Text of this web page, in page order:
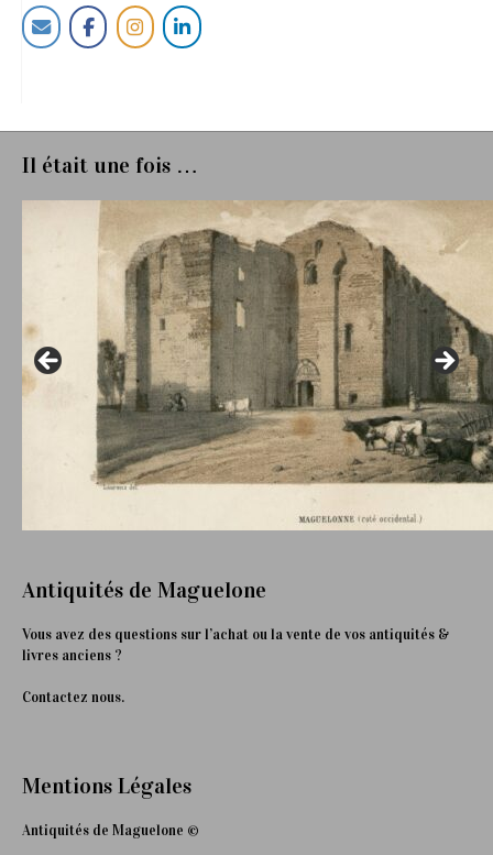
Il était une fois …
Antiquités de Maguelone
Vous avez des questions sur l’achat ou la vente de vos antiquités &
livres anciens ?
Contactez nous.
Mentions Légales
Antiquités de Maguelone ©